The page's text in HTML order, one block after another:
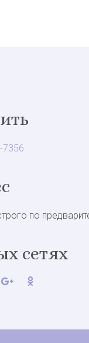
7356
по
сетях